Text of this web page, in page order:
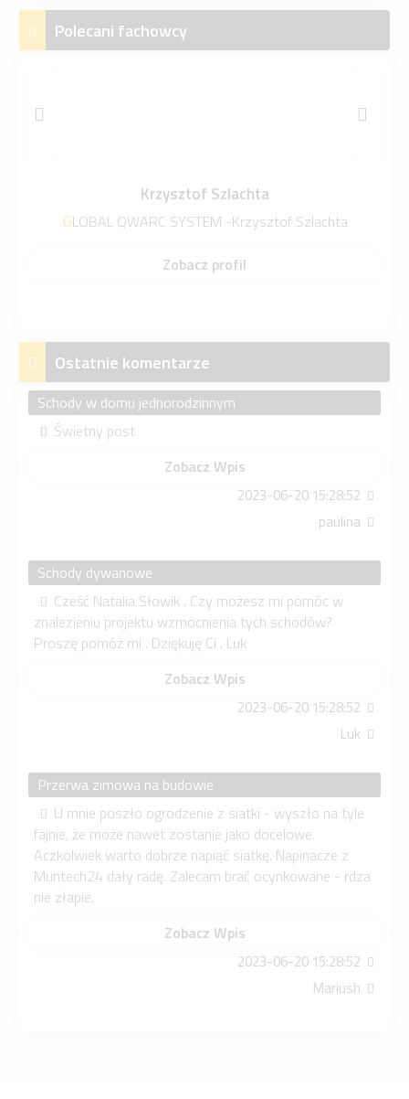
Polecani fachowcy
Krzysztof Szlachta
GLOBAL QWARC SYSTEM -Krzysztof Szlachta
Zobacz profil
Ostatnie komentarze
Schody w domu jednorodzinnym
Świetny post
Zobacz Wpis
2023-06-20 15:28:52
paulina
Schody dywanowe
Cześć Natalia Słowik . Czy możesz mi pomóc w
znalezieniu projektu wzmocnienia tych schodów?
Proszę pomóż mi . Dziękuję Ci . Luk
Zobacz Wpis
2023-06-20 15:28:52
Luk
Przerwa zimowa na budowie
U mnie poszło ogrodzenie z siatki - wyszło na tyle
fajnie, że może nawet zostanie jako docelowe.
Aczkolwiek warto dobrze napiąć siatkę. Napinacze z
Muntech24 dały radę. Zalecam brać ocynkowane - rdza
nie złapie.
Zobacz Wpis
2023-06-20 15:28:52
Mariush